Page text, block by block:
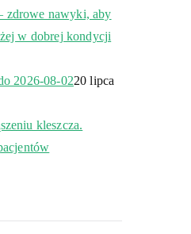
zdrowe nawyki, aby
w dobrej kondycji
2026-08-0220 lipca
kleszcza.